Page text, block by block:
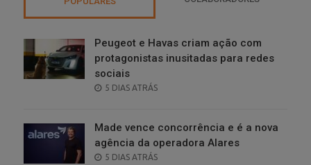
Peugeot e Havas criam ação com
protagonistas inusitadas para redes
sociais
POSTED
5 DIAS ATRÁS
Made vence concorrência e é a nova
agência da operadora Alares
POSTED
5 DIAS ATRÁS